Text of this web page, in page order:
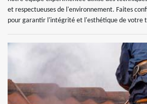
et respectueuses de l'environnement. Faites
pour garantir l'intégrité et l'esthétique de votre